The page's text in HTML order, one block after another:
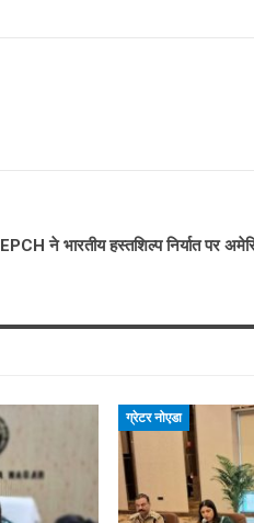
EPCH ने भारतीय हस्तशिल्प निर्यात पर
ग्रेटर नोएडा